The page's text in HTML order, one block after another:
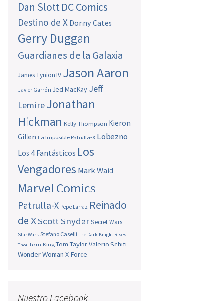
Dan SlottDC Comics
Destino de X Donny Cates
Gerry Duggan
Guardianes de la Galaxia
James Tynion IV Jason Aaron
Javier Garrón Jed MacKay Jeff
LemireJonathan
Hickman Kelly Thompson Kieron
Gillen La Imposible Patrulla-X Lobezno
Los 4 Fantásticos Los
Vengadores Mark Waid
Marvel Comics
Patrulla-X Pepe Larraz Reinado
de XScott SnyderSecret Wars
Star Wars Stefano Caselli The Dark Knight Rises
Thor Tom King Tom TaylorValerio Schiti
Wonder Woman X-Force
Nuestro Facebook